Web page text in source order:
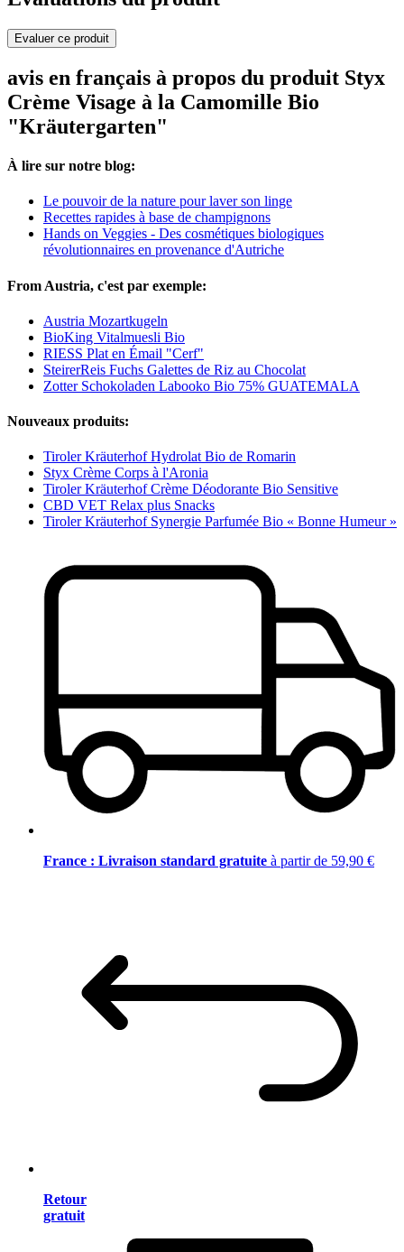
Evaluer ce produit
avis en français à propos du produit Styx
Crème Visage à la Camomille Bio
"Kräutergarten"
À lire sur notre blog:
Le pouvoir de la nature pour laver son linge
Recettes rapides à base de champignons
Hands on Veggies - Des cosmétiques biologiques
révolutionnaires en provenance d'Autriche
From Austria, c'est par exemple:
Austria Mozartkugeln
BioKing Vitalmuesli Bio
RIESS Plat en Émail "Cerf"
SteirerReis Fuchs Galettes de Riz au Chocolat
Zotter Schokoladen Labooko Bio 75% GUATEMALA
Nouveaux produits:
Tiroler Kräuterhof Hydrolat Bio de Romarin
Styx Crème Corps à l'Aronia
Tiroler Kräuterhof Crème Déodorante Bio Sensitive
CBD VET Relax plus Snacks
Tiroler Kräuterhof Synergie Parfumée Bio « Bonne Humeur »
France : Livraison standard gratuite à partir de 59,90 €
Retour
gratuit